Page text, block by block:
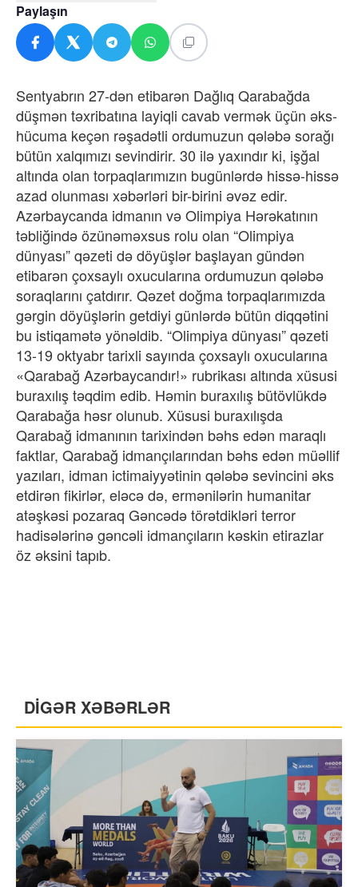
Paylaşın
Sentyabrın 27-dən etibarən Dağlıq Qarabağda
düşmən təxribatına layiqli cavab vermək üçün əks-
hücuma keçən rəşadətli ordumuzun qələbə sorağı
bütün xalqımızı sevindirir. 30 ilə yaxındır ki, işğal
altında olan torpaqlarımızın bugünlərdə hissə-hissə
azad olunması xəbərləri bir-birini əvəz edir.
Azərbaycanda idmanın və Olimpiya Hərəkatının
təbliğində özünəməxsus rolu olan “Olimpiya
dünyası” qəzeti də döyüşlər başlayan gündən
etibarən çoxsaylı oxucularına ordumuzun qələbə
soraqlarını çatdırır. Qəzet doğma torpaqlarımızda
gərgin döyüşlərin getdiyi günlərdə bütün diqqətini
bu istiqamətə yönəldib. “Olimpiya dünyası” qəzeti
13-19 oktyabr tarixli sayında çoxsaylı oxucularına
«Qarabağ Azərbaycandır!» rubrikası altında xüsusi
buraxılış təqdim edib. Həmin buraxılış bütövlükdə
Qarabağa həsr olunub. Xüsusi buraxılışda
Qarabağ idmanının tarixindən bəhs edən maraqlı
faktlar, Qarabağ idmançılarından bəhs edən müəllif
yazıları, idman ictimaiyyətinin qələbə sevincini əks
etdirən fikirlər, eləcə də, ermənilərin humanitar
atəşkəsi pozaraq Gəncədə törətdikləri terror
hadisələrinə gəncəli idmançıların kəskin etirazlar
öz əksini tapıb.
DİGƏR XƏBƏRLƏR